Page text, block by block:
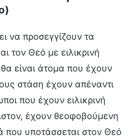
όχι μόνο δεν κάνουν καλά τα καθήκοντά τους, αλλά καθυστερούν και επηρεάζουν το έργο της εκκλησίας. Δεν είναι αυτό παρεκτροπή, παραμέληση των καθηκόντων τους; Εάν κάποιος, όταν εκτελεί το καθήκον του, κάνει πάντα σχέδια για τα δικά του συμφέροντα και τις δικές του προοπτικές, και δεν σκέφτεται καθόλου το έργο της εκκλησίας ή τα συμφέροντα του οίκου του Θεού, τότε αυτό δεν είναι εκτέλεση καθήκοντος. Είναι τυχοδιωκτισμός, είναι ενέργεια για ίδιον όφελος και για να αποκτήσει ευλογίες για τον εαυτό του. Με αυτόν τον τρόπο, αλλάζει η φύση πίσω από την εκτέλεση του καθήκοντός του. Είναι απλώς συμφωνία με τον Θεό, το άτομο θέλει μέσω της εκτέλεσης του καθήκοντός του να επιτύχει τους στόχους του. Αυτός ο τρόπος δράσης είναι πολύ πιθανό να διαταράξει το έργο του οίκου του Θεού. Αν προκαλέσει μόνο μικρές απώλειες στο έργο της εκκλησίας, τότε υπάρχει ακόμα περιθώριο για εξιλέωση και μπορεί να του δοθεί ακόμα μια ευκαιρία να εκτελέσει το καθήκον του, αντί να αποπεμφθεί· αν όμως προκαλέσει μεγάλες απώλειες στο έργο της εκκλησίας και εξοργίσει τον Θεό και τους ανθρώπους, τότε θα αποκαλυφθεί και θα αποκλειστεί, και δεν θα του δοθεί άλλη ευκαιρία να εκτελέσει το καθήκον του. Κάποιοι άνθρωποι αποδεσμεύονται και αποκλείονται με αυτόν τον τρόπο. Γιατί αποκλείονται; Έχετε εντοπίσει τη βασική αιτία; Αποκλείονται γιατί σκέφτονται συνέχεια τα δικά τους κέρδη και τις δικές τους απώλειες, παρασύρονται από τα δικά τους συμφέροντα, δεν μπορούν να επαναστατήσουν ενάντια στη σάρκα και δεν έχουν καμία στάση υποταγής απέναντι στον Θεό, οπότε έχουν την τάση να συμπεριφέρονται απερίσκεπτα. Πιστεύουν στον Θεό μόνο για να αποκτήσουν κέρδος, χάρη και ευλογίες, και δεν πιστεύουν σε καμία περίπτωση για να κερδίσουν την αλήθεια, οπότε η πίστη τους στον Θεό αποτυγχάνει. Αυτή είναι η βασική αιτία του προβλήματος. Πιστεύετε ότι είναι άδικο να αποκαλυφθούν και να αποκλειστούν αυτοί οι άνθρωποι; Δεν είναι καθόλου άδικο, το καθορίζει εξ ολοκλήρου η φύση τους. Όποιος δεν αγαπάει την αλήθεια ή δεν επιδιώκει την αλήθεια τελικά θα αποκαλυφθεί και θα αποκλειστεί. Από την άλλη, τα πράγματα είναι διαφορετικά για εκείνους που αγαπούν την αλήθεια. Όταν τους συμβεί κάτι, πρώτα σκέφτονται: «Πώς μπορώ να ενεργήσω σύμφωνα με την αλήθεια; Τι θα πρέπει να κάνω ώστε να μη ζημιώσω τα συμφέροντα του οίκου του Θεού; Τι θα ικανοποιούσε τον Θεό;» Όποιος έχει αυτό το σκεπτικό αναζητά την αλήθεια. Κι αυτές οι σκέψεις αποδεικνύουν πως την αγαπάει. Δεν σκέφτεται πρώτα τα δικά του συμφέροντα, αλλά τα συμφέροντα του οίκου του Θεού. Δεν σκέφτεται τη δική του ικανοποίηση, αλλά αν είναι ικανοποιημένος ο Θεός. Τέτοιες σκέψεις και τέτοια νοοτροπία έχουν όσοι αγαπούν την αλήθεια, και αυτούς αγαπάει ο Θεός. Ας υποθέσουμε ότι κάποιος παθαίνει κάτι· αν μπορεί να ασκηθεί σύμφωνα με τις αλήθεια-αρχές και να αποδεχθεί τον εξονυχιστικό έλεγχο του Θεού, με Εκείνον να τον υποστηρίζει ως εγγυητής, είναι μάλλον απίθανο να κάνει λάθη καθώς θα εκτελεί το καθήκον του και θα το εκπληρώσει εύκολα σύμφωνα με τις προθέσεις του Θεού. Αντίθετα, ποια θα είναι η τελική έκβαση αν κάποιος ενεργεί συνεχώς με δική του πρωτοβουλία, και καταστρώνει δολοπλοκίες, σχέδια και πλεκτάνες για τα προσωπικά του συμφέροντα, αν δεν λαμβάνει υπόψη τις προθέσεις του Θεού ή τα συμφέροντα του οίκου Του, και δεν διαθέτει ούτε καν αυτήν την ελάχιστη επιθυμία να υποταχθεί στις ενορχηστρώσεις και τις ρυθμίσεις του Θεού; Ένας τέτοιος άνθρωπος θα διαταράσσει και θα αναστατώνει συχνά το έργο της εκκλησίας. Θα προκαλεί την αγανάκτηση του εκλεκτού λαού του Θεού, που θα τον σιχαίνεται και τον αποστρέφεται, ενώ, σε σοβαρές περιπτώσεις, θα αποκαλυφθεί και θα αποκλειστεί. Αναπόφευκτα, εκείνοι που έχουν πάντα αμφιβολίες και επιθυμίες θα αποτυγχάνουν και θα μπερδεύονται. Όπως λέει και το ρητό, «όσο πιο ψηλά ανεβαίνεις, τόσο πιο άσχημα πέφτεις». Πότε συμβαίνει αυτό; Όταν αποκαλύπτεται κανείς. Παθαίνει κανείς κάτι τέτοιο χωρίς να του αξίζει; Αξίζει συμπόνια ένας τέτοιος άνθρωπος; Όχι, δεν την αξίζει. Αυτή είναι η τελική έκβαση όλων αυτών που κάνουν σχέδια για τα προσωπικά τους συμφέροντα. Κάποιοι λένε: «Μα κι εγώ συχνά κάνω σχέδια για τα προσωπικά μου συμφέροντα. Σ’ εμένα πώς και δεν έχει συμβεί κάτι τέτοιο;» Δεν έχει συμβεί επειδή δεν έχεις επηρεάσει το έργο της εκκλησίας, κι έτσι ο Θεός δεν σε παίρνει σοβαρά. Το να μη σε παίρνει σοβαρά ο Θεός, όμως, είναι κάτι καλό ή κάτι κακό; (Κάτι κακό.) Γιατί το λες αυτό; (Γιατί, αν συνεχίσω να ενεργώ με τον ίδιο τρόπο, δεν θα μπορέσω να αποκτήσω το έργο του Αγίου Πνεύματος.) Σωστά. Αν κάποιος δεν επιδιώξει την αλήθεια και δεν βιώσει το έργο του Θεού, το Άγιο Πνεύμα δεν θα εργαστεί πάνω του. Αυτό ισχύει ιδιαίτερα για εκείνους που ο Θεός δεν τους πειθαρχεί ό,τι κακό κι αν κάνουν· σημαίνει ότι δεν έχουν πια κανένα μέλλον. Είναι βέβαιο ότι Εκείνος δεν τους θέλει και τους παραμερίζει. Αν δεν επιδιώκεις την αλήθεια, τότε δεν έχεις ζωή. Έτσι συμβαίνει με όσους επιδιώκουν συνεχώς τη φήμη, το κέρδος και τη θέση· δεν επιδιώκουν την αλήθεια και δεν θα τους δεις ποτέ να την κάνουν πράξη· έχουν αυτοί οι άνθρωποι καμία ανάπτυξη στη ζωή τους; Εφόσον δεν κάνουν πράξη την αλήθεια, δεν θα έχουν καμία ανάπτυξη στη ζωή τους, όσα χρόνια κι αν πιστεύουν στον Θεό. Υπάρχουν κάποιοι που συζητούν ακόμα τα ίδια πράγματα που συζητούσαν και πριν από τρία χρόνια, χρησιμοποιώντας τα ίδια λόγια και δόγματα. Τέτοιοι άν